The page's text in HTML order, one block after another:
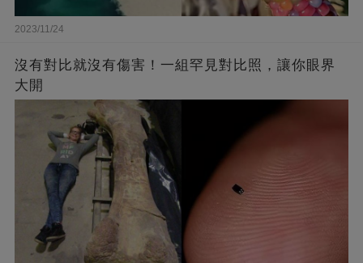
2023/11/24
沒有對比就沒有傷害！一組罕見對比照，讓你眼界
大開